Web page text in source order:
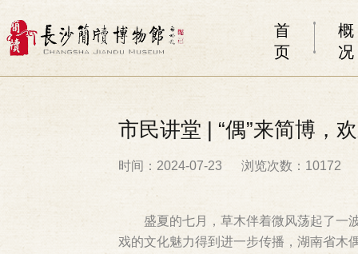
首
页
概
况
市民讲堂 | “偶”来简博，
时间：2024-07-23 浏览次数：10172
盛夏的七月，草木伴着微风荡起了一
戏的文化魅力得到进一步传播，湖南省木